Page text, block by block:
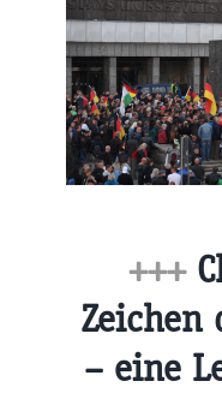
+++
Zeichen
– eine